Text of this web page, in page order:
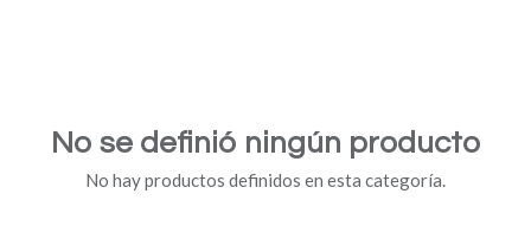
No se definió ningún producto
No hay productos definidos en esta categoría.